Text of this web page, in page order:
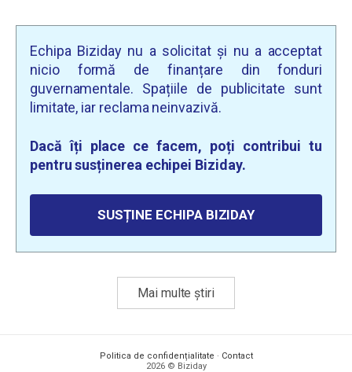
Echipa Biziday nu a solicitat și nu a acceptat
nicio formă de finanțare din fonduri
guvernamentale. Spațiile de publicitate sunt
limitate, iar reclama neinvazivă.
Dacă îți place ce facem, poți contribui tu
pentru susținerea echipei Biziday.
SUSȚINE ECHIPA BIZIDAY
Mai multe știri
Politica de confidențialitate · Contact
2026 © Biziday